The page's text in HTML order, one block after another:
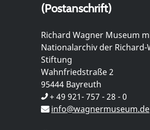
(Postanschrift)
Richard Wagner Museum
Nationalarchiv der Richard-
Stiftung
Wahnfriedstraße 2
95444 Bayreuth
+ 49 921- 757 - 28 - 0
info@wagnermuseum.de